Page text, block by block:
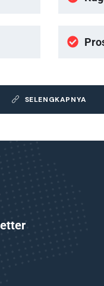
SELENGKAPNYA